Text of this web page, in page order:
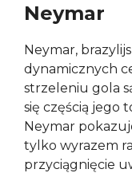
Neymar
Neymar,
dynamicznych
strzeleniu gola
się częścią jego
Neymar
tylko wyrazem
przyciągnięcie